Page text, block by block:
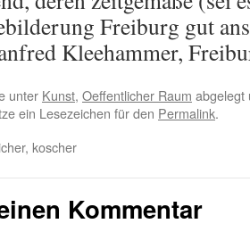
Freiburg gut
Kleehammer,
unter Kunst, Oeffentlicher Raum
ein Lesezeichen für den Permalink.
koscher
Kommentar